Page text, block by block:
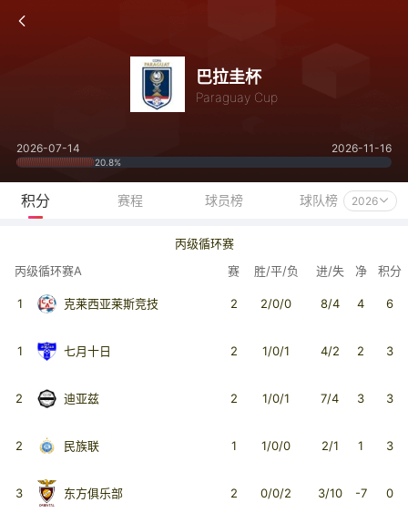
巴拉圭杯
Paraguay Cup
2026-07-14 2026-11-16
20.8%
积分 赛程 球员榜 球队榜 2026
丙级循环赛
丙级循环赛A
赛 胜/平/负 进/失 净 积分
1 克莱西亚莱斯竞技 2 2/0/0 8/4 4 6
1 七月十日 2 1/0/1 4/2 2 3
2 迪亚兹 2 1/0/1 7/4 3 3
2 民族联 1 1/0/0 2/1 1 3
3 东方俱乐部 2 0/0/2 3/10 -7 0